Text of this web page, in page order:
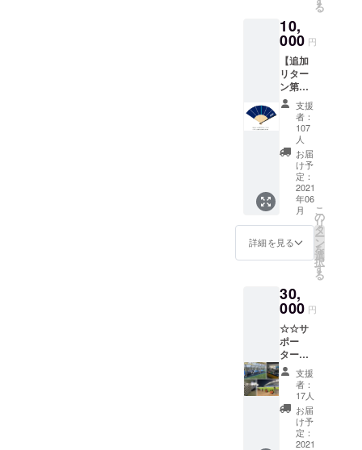
掲出サ
イズ】※
コース
によっ
て異な
ります
※ご支援
金額に
は送料
を含み
ます。
するお
名前を
「備考
欄」に
ご記載
くださ
い。
特段の
記載が
ない場
合はご
本名を
掲出さ
せてい
ただき
ます。
【カー
マグ
ネット
ズ】幅
10cm×
高さ
12cm ※
ご支援
金額に
は送料
を含み
ます。
※2 ※1：
『選手
サイ
ン』
は、選
手の指
定は不
可 ※2：
ベスト
電器ス
タジア
ム内/場
所/掲載
期間は
未定
サー
ボード
するお
名前を
「備考
欄」に
ご記載
くださ
い。
特段の
記載が
ない場
合はご
本名を
典
①・・
【選手
直筆サ
イン入
り】オ
リジナ
ルデザ
インポ
スト
カード
《クラ
ウド
ファン
ディン
グ限
※1 特典
②・・
ボード
に名前
を掲載
（ご支
援金額
によっ
てサイ
ズ変
更）
※2 ※1：
『選手
サイ
る
10,
000 円
【追加
リター
ン第１
弾!!】 ■
蜂昇扇
子（せ
んす）
《2021
シーズ
ンデザ
イン》
特典
①・・
【選手
直筆サ
ルデザ
インポ
スト
カード
《クラ
ウド
ファン
ディン
グ限
定》
※1 特典
②・・
支援
者：
107
人
お届
け予
定：
2021
年06
月
詳細を見る
こ
の
リ
タ
ー
ン
を
選
択
す
る
30,
000 円
☆☆サ
ポー
ター・
地域の
皆さま
へ感謝
を込め
て特別
格！！
支援
者：
17人
お届
け予
定：
2021